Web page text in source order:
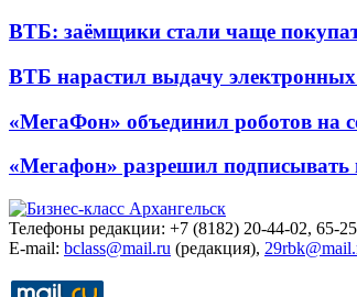
ВТБ: заёмщики стали чаще
ВТБ нарастил выдачу электронных
«МегаФон» объединил роботов на
«Мегафон» разрешил
Телефоны редакции: +7 (8182) 20-44-02, 65-
E-mail: bclass@mail.ru (редакция),